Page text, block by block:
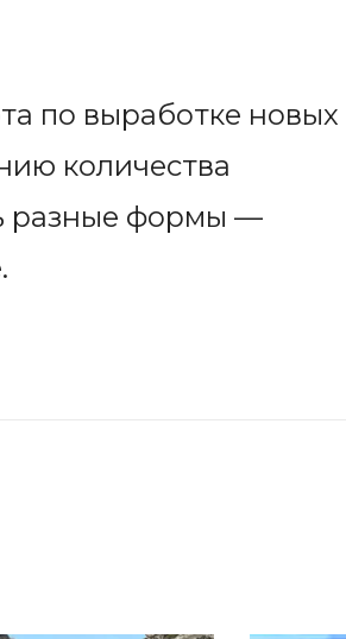
по выработке новых
количества
разные формы —